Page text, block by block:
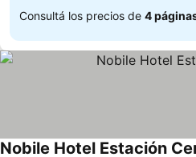
Consultá los precios de 4
Nobile Hotel Estación